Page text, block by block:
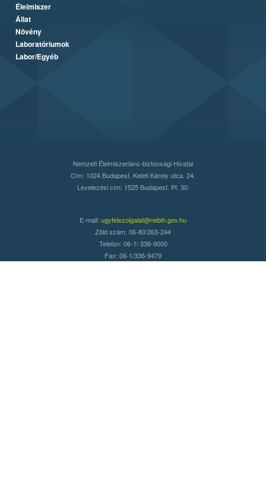
Élelmiszer
Állat
Növény
Laboratóriumok
Labor/Egyéb
Nemzeti Élelmiszerlánc-biztonsági Hivatal
Cím: 1024 Budapest, Keleti Károly utca. 24.
Levelezési cím: 1525 Budapest. Pf. 30.
E-mail: ugyfelszolgalat@nebih.gov.hu
Zöld szám: 06-80/263-244
Telefon: 06-1/ 336-9000
Fax: 06-1/336-9479